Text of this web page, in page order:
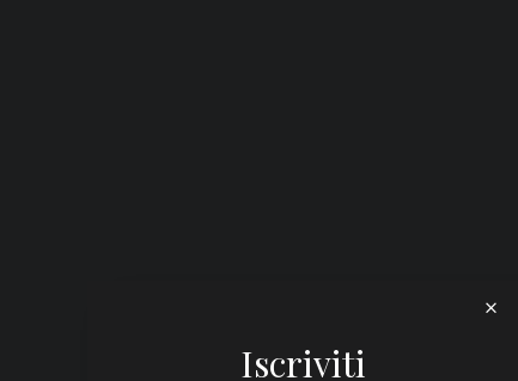
Iscriviti